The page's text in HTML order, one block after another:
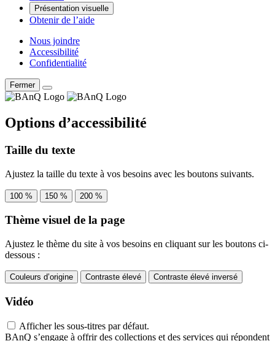
Présentation visuelle
Obtenir de l’aide
Nous joindre
Accessibilité
Confidentialité
Fermer
Options d’accessibilité
Taille du texte
Ajustez la taille du texte à vos besoins avec les boutons suivants.
100 % 150 % 200 %
Thème visuel de la page
Ajustez le thème du site à vos besoins en cliquant sur les boutons ci-
dessous :
Couleurs d’origine Contraste élevé Contraste élevé inversé
Vidéo
Afficher les sous-titres par défaut.
BAnQ s’engage à offrir des collections et des services qui répondent